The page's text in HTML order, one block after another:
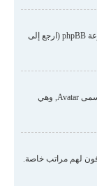
هناك احتمال أن المسؤول لم يضع لغتك من ضمن اللغات المنصبة أو لم يقم أحد بترجمة المنتدى للغتك. حاول الطلب من المسؤول أن ينصب لغتك في المنتدى, إن لم تكن موجودة لم لا تبدأ بالترجمة؟. المزيد من المعلومات موجودة لدى صفحة مجموعة phpBB (ارجع إلى
قد تكون هناك صورتان أسفل اسم المستخدم في المواضيع والردود. الأولى هي درجة المستخدم أو الرتبة, عادة ما تكون على شكل نجوم أو نقاط وتمثل عدد المشاركات في المنتدى أو حالتك في المنتدى. أسفل هذه هي صورة الشخصية المختارة وتسمى Avatar, وهي
لهم مراتب خاصة.